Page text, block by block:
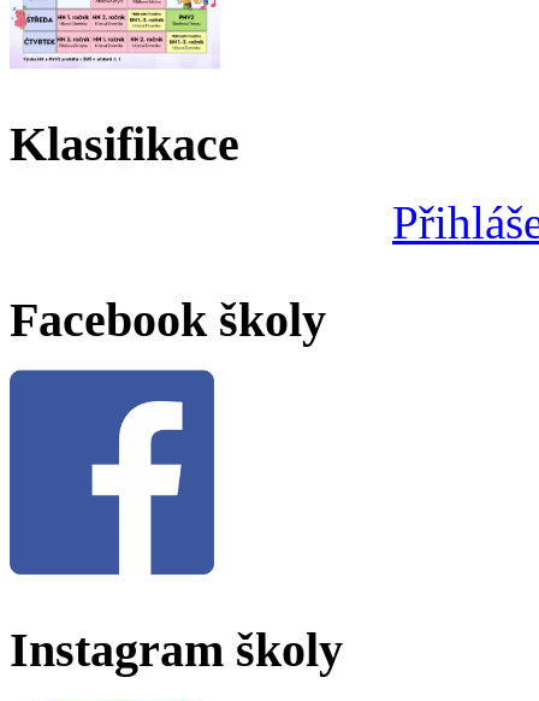
Klasifikace
Facebook školy
Instagram školy